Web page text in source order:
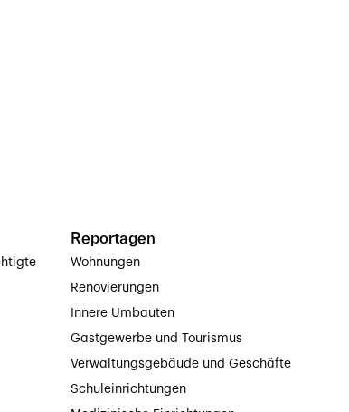
Reportagen
Wohnungen
Renovierungen
Innere Umbauten
Gastgewerbe und Tourismus
Verwaltungsgebäude und Geschäfte
Schuleinrichtungen